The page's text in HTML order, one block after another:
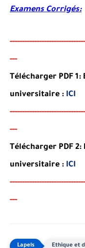
Examens Corrigés:
-------------------------
---
Télécharger PDF
universitaire : ICI
-------------------------
---
Télécharger PDF
universitaire : ICI
-------------------------
---
Ethique et